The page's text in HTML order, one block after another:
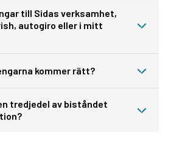
till Sidas verksamhet,
autogiro eller i mitt
kommer rätt?
tredjedel av biståndet